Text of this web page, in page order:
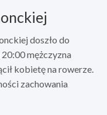
doszło do
mężczyzna
kobietę na rowerze.
zachowania